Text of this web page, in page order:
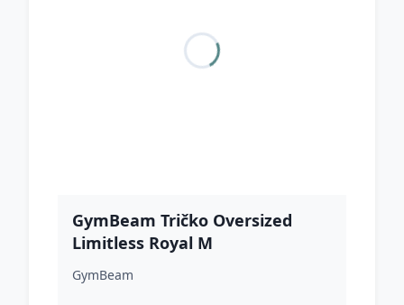
GymBeam Tričko Oversized
Limitless Royal M
GymBeam